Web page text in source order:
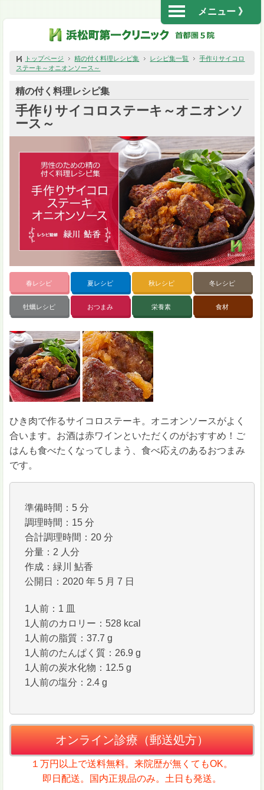
メニュー 》
トップページ 精の付く料理レシピ集 レシピ集一覧
手作りサイコロ
ステーキ～オニオンソース～
精の付く料理レシピ集
手作りサイコロステーキ～オニオンソ
ース～
春レシピ 夏レシピ 秋レシピ 冬レシピ
牡蠣レシピ おつまみ 栄養素 食材
ひき肉で作るサイコロステーキ。オニオンソースがよく
合います。お酒は赤ワインといただくのがおすすめ！ご
はんも食べたくなってしまう、食べ応えのあるおつまみ
です。
準備時間：5 分
調理時間：15 分
合計調理時間：20 分
分量：2 人分
作成：緑川 鮎香
公開日：2020 年 5 月 7 日
1人前：1 皿
1人前のカロリー：528 kcal
1人前の脂質：37.7 g
1人前のたんぱく質：26.9 g
1人前の炭水化物：12.5 g
1人前の塩分：2.4 g
オンライン診療（郵送処方）
１万円以上で送料無料。来院歴が無くてもOK。
即日配送。国内正規品のみ。土日も発送。